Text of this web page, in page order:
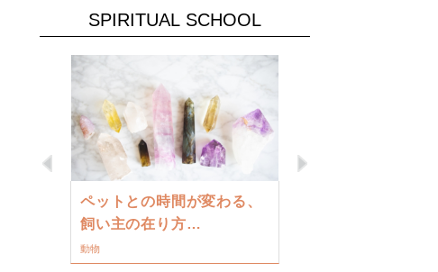
SPIRITUAL SCHOOL
Previous
ペットとの時間が変わる、
飼い主の在り方…
動物